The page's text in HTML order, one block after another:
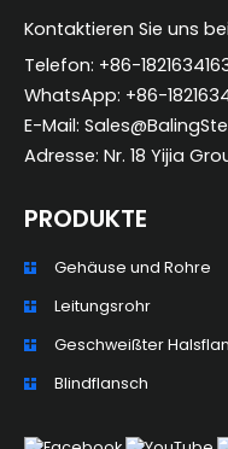
Kontaktieren Sie uns
Telefon: +86-
WhatsApp: +86-
E-Mail:
Adresse: Nr. 18 Yijia
PRODUKTE
Gehäuse und Rohre
Leitungsrohr
Geschweißter
Blindflansch